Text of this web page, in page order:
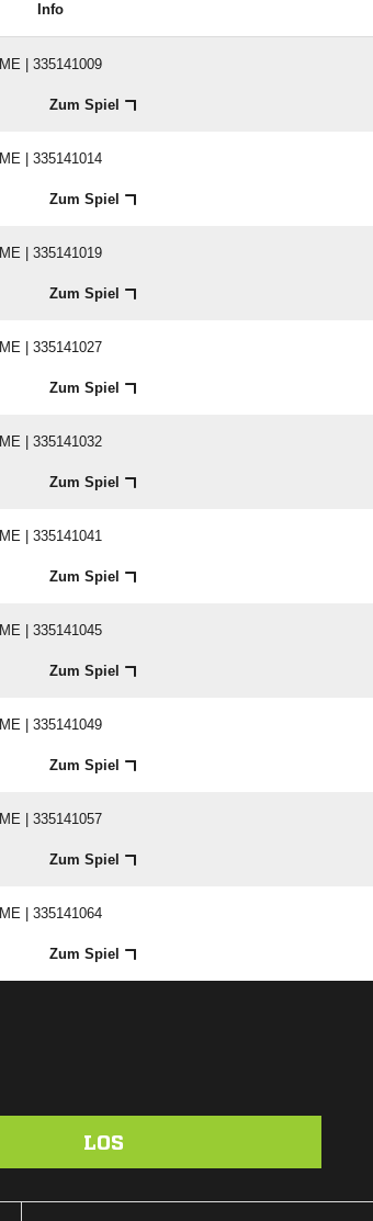
Info
ME | 335141009
Zum Spiel
ME | 335141014
Zum Spiel
ME | 335141019
Zum Spiel
ME | 335141027
Zum Spiel
ME | 335141032
Zum Spiel
ME | 335141041
Zum Spiel
ME | 335141045
Zum Spiel
ME | 335141049
Zum Spiel
ME | 335141057
Zum Spiel
ME | 335141064
Zum Spiel
LOS